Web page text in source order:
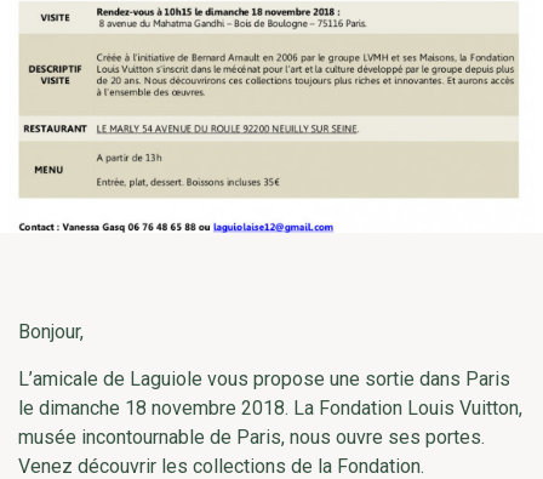
Bonjour,
L’amicale de Laguiole vous propose une sortie dans Paris
le dimanche 18 novembre 2018. La Fondation Louis Vuitton,
musée incontournable de Paris, nous ouvre ses portes.
Venez découvrir les collections de la Fondation.